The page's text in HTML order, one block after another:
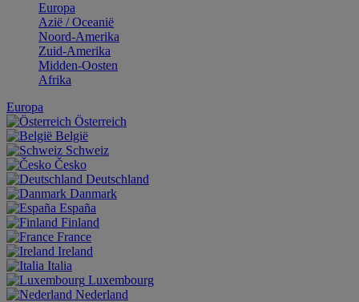
Europa
Aziё / Oceaniё
Noord-Amerika
Zuid-Amerika
Midden-Oosten
Afrika
Europa
Österreich
België
Schweiz
Česko
Deutschland
Danmark
España
Finland
France
Ireland
Italia
Luxembourg
Nederland